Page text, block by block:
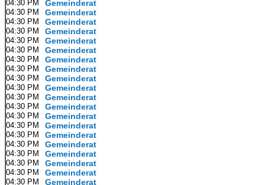
04:30 PM Gemeinderat
04:30 PM Gemeinderat
04:30 PM Gemeinderat
04:30 PM Gemeinderat
04:30 PM Gemeinderat
04:30 PM Gemeinderat
04:30 PM Gemeinderat
04:30 PM Gemeinderat
04:30 PM Gemeinderat
04:30 PM Gemeinderat
04:30 PM Gemeinderat
04:30 PM Gemeinderat
04:30 PM Gemeinderat
04:30 PM Gemeinderat
04:30 PM Gemeinderat
04:30 PM Gemeinderat
04:30 PM Gemeinderat
04:30 PM Gemeinderat
04:30 PM Gemeinderat
04:30 PM Gemeinderat